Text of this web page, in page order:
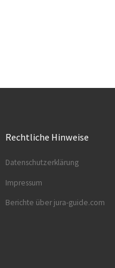
Rechtliche Hinweise
Datenschutzerklärung
Impressum
Berichte über jura-guide.com